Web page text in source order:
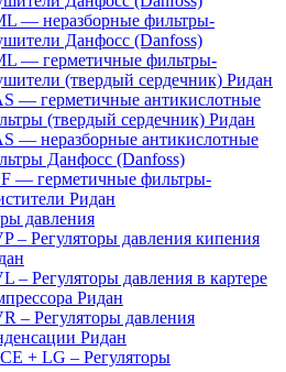
— неразборные фильтры-
Данфосс (Danfoss)
— герметичные фильтры-
(твердый сердечник) Ридан
— герметичные антикислотные
(твердый сердечник) Ридан
— неразборные антикислотные
Данфосс (Danfoss)
— герметичные фильтры-
Ридан
давления
– Регуляторы давления кипения
– Регуляторы давления в картере
Ридан
– Регуляторы давления
Ридан
+ LG – Регуляторы